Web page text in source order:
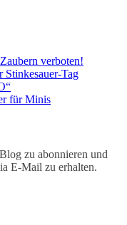
verboten!
Stinkesauer-Tag
für Minis
zu abonnieren und
E-Mail zu erhalten.